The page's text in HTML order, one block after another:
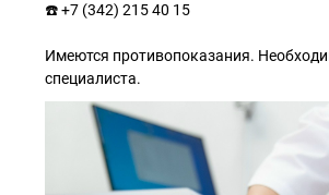
☎️ +7 (342) 215 40 15
Имеются противопоказания.
специалиста.